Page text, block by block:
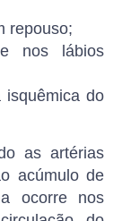
repouso;
nos lábios
isquêmica do
as artérias
acúmulo de
ocorre nos